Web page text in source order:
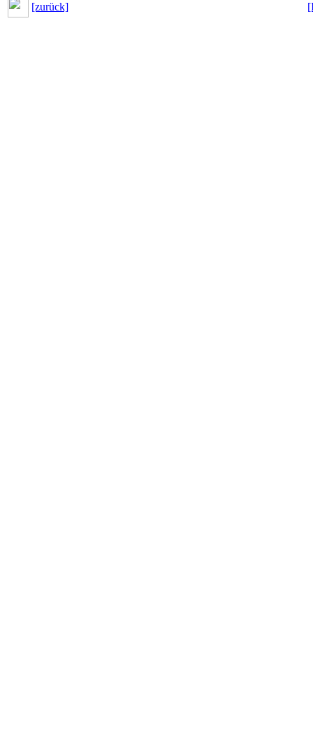
[zurück]